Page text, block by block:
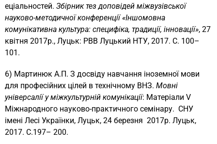
еціальностей. Збірник тез доповідей міжвузівської
науково-методичної конференції «Іншомовна
комунікативна культура: специфіка, традиції, інновації», 27
квітня 2017р., Луцьк: РВВ Луцький НТУ, 2017. С. 100–
101.
6) Мартинюк А.П. З досвіду навчання іноземної мови
для професійних цілей в технічному ВНЗ. Мовні
універсалії у міжкультурній комунікації: Матеріали V
Міжнародного науково-практичного семінару. СНУ
імені Лесі Українки, Луцьк, 24 березня 2017р. Луцьк,
2017. С.197– 200.